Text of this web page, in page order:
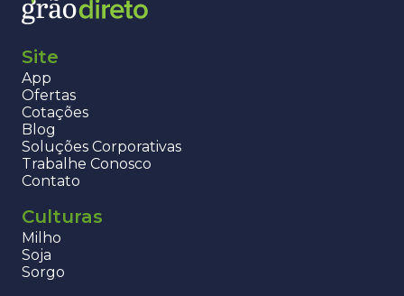
Site
App
Ofertas
Cotações
Blog
Soluções Corporativas
Trabalhe Conosco
Contato
Culturas
Milho
Soja
Sorgo